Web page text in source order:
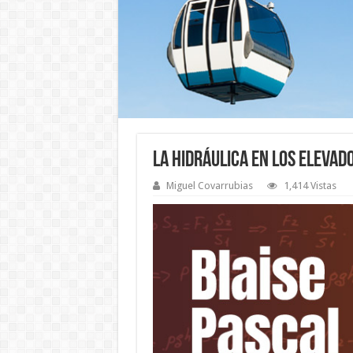
La Hidráulica en los
Miguel Covarrubias 1,414 Vistas